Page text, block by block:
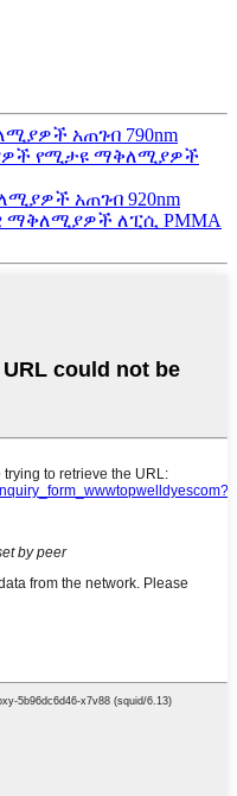
አጠገብ 790nm
የሚታዩ ማቅለሚያዎች
አጠገብ 920nm
ማቅለሚያዎች ለፒሲ PMMA